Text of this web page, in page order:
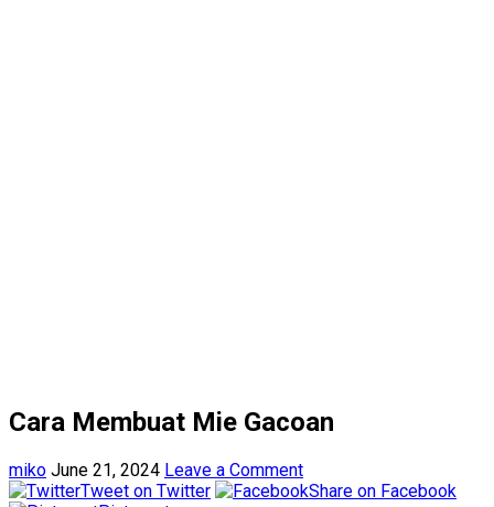
Cara Membuat Mie Gacoan
miko June 21, 2024 Leave a Comment
Tweet on Twitter
Share on Facebook